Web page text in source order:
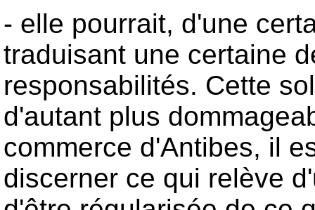
- elle pourrait, d'une
traduisant une certaine
responsabilités. Cette
d'autant plus
commerce d'Antibes, il
discerner ce qui relève